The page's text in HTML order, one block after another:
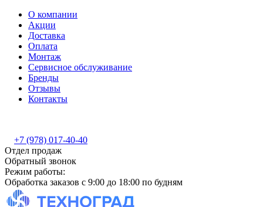
О компании
Акции
Доставка
Оплата
Монтаж
Сервисное обслуживание
Бренды
Отзывы
Контакты
+7 (978) 017-40-40
Отдел продаж
Обратный звонок
Режим работы:
Обработка заказов с 9:00 до 18:00 по будням